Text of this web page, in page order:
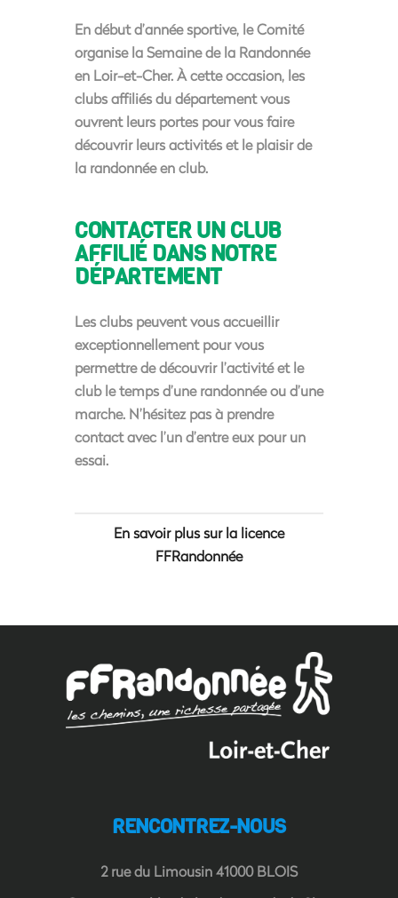
En début d’année sportive, le Comité
organise la Semaine de la Randonnée
en Loir-et-Cher. À cette occasion, les
clubs affiliés du département vous
ouvrent leurs portes pour vous faire
découvrir leurs activités et le plaisir de
la randonnée en club.
CONTACTER UN CLUB
AFFILIÉ DANS NOTRE
DÉPARTEMENT
Les clubs peuvent vous accueillir
exceptionnellement pour vous
permettre de découvrir l’activité et le
club le temps d’une randonnée ou d’une
marche. N’hésitez pas à prendre
contact avec l’un d’entre eux pour un
essai.
En savoir plus sur la licence
FFRandonnée
RENCONTREZ-NOUS
2 rue du Limousin 41000 BLOIS